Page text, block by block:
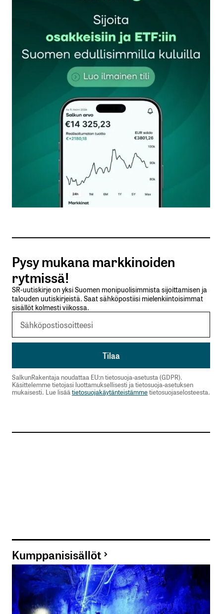
9.2.2025 at 13:52
Vastaa
kirjautua
rekisteröityä
Sähköpostiosoitettasi ei julkaista.
Nimesi tai nimimerkkisi*
Sähköpostiosoitteesi*
Tilaa SalkunRakentajan uutiskirje
Lähetä kommentti
Pysy mukana markkinoiden
rytmissä!
SR-uutiskirje on yksi Suomen monipuolisimmista sijoittamisen ja
talouden uutiskirjeistä. Saat sähköpostiisi mielenkiintoisimmat
sisällöt kolmesti viikossa.
SalkunRakentaja noudattaa EU:n tietosuoja-asetusta (GDPR).
Käsittelemme tietojasi luottamuksellisesti ja tietosuoja-asetuksen
mukaisesti. Lue lisää tietosuojakäytänteistämmetietosuojaselosteesta.
Kumppanisisällöt